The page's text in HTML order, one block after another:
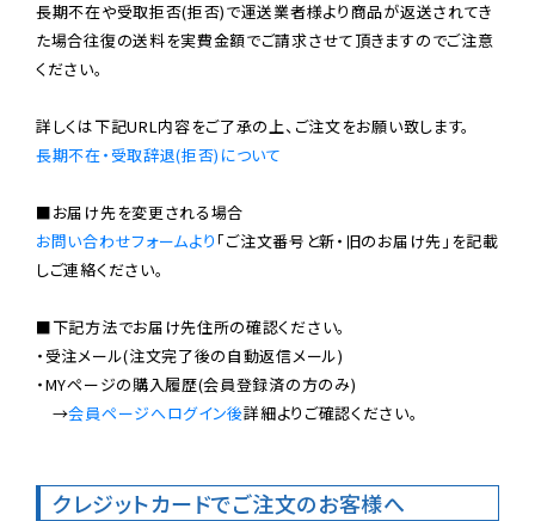
長期不在や受取拒否(拒否)で運送業者様より商品が返送されてき
た場合往復の送料を実費金額でご請求させて頂きますのでご注意
ください。
長期不在・受取辞退(拒否)について
お問い合わせフォームより 「ご注文番号と新・旧のお届け先」を記載
しご連絡ください。
■下記方法でお届け先住所の確認ください。
・受注メール(注文完了後の自動返信メール)
・MYページの購入履歴(会員登録済の方のみ)
→会員ページへログイン後詳細よりご確認ください。
クレジットカードでご注文のお客様へ